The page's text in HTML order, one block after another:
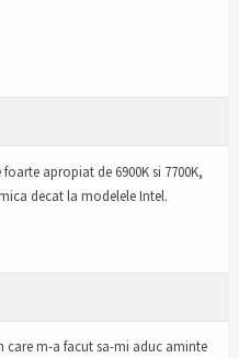
apropiat de 6900K si 7700K,
decat la modelele Intel.
m-a facut sa-mi aduc aminte